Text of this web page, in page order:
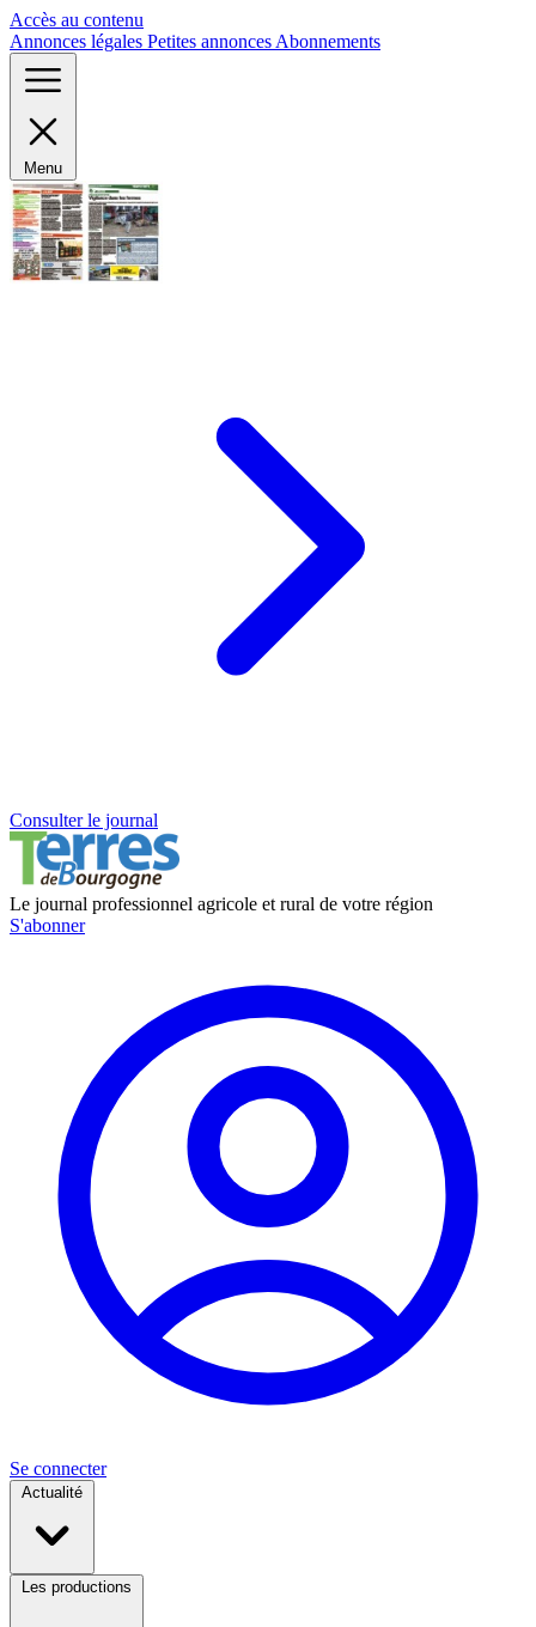
Accès au contenu
Annonces légales Petites annonces Abonnements
Menu
Consulter le journal
Le journal professionnel agricole et rural de votre région
S'abonner
Se connecter
Actualité
Les productions
Panneau de gestion des cookies